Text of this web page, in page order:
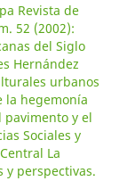
Revista de
52 (2002):
del Siglo
Hernández
urbanos
la hegemonía
pavimento y el
Sociales y
La
y perspectivas.